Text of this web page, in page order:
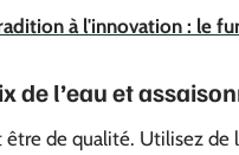
à l'innovation : le
de l’eau et
être de qualité. Utilisez